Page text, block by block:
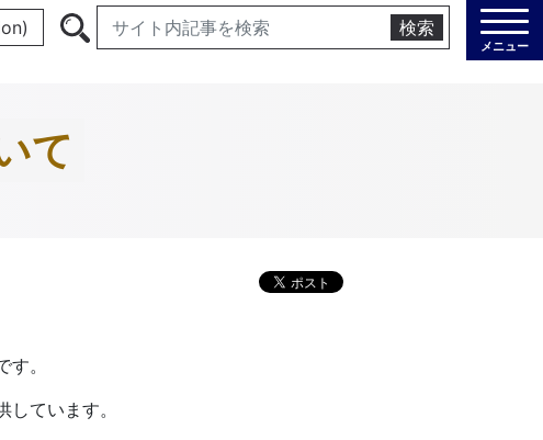
検索
メニュー
て
。
ています。